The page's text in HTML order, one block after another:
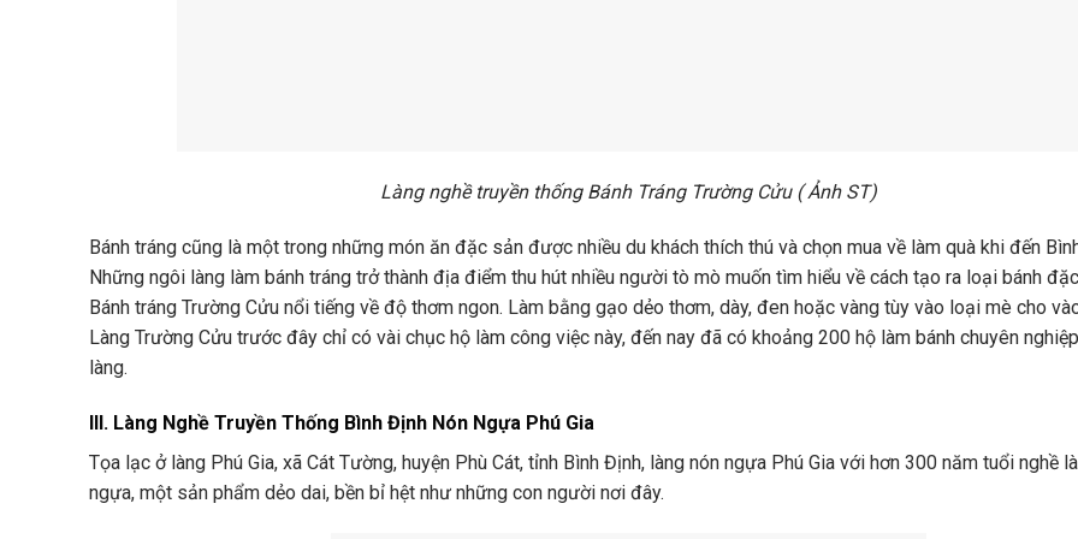
Làng nghề truyền thống Bánh Tráng Trường Cửu ( Ảnh ST)
Bánh tráng cũng là một trong những món ăn đặc sản được nhiều du khách thích thú và chọn mua về làm quà khi đến
Những ngôi làng làm bánh tráng trở thành địa điểm thu hút nhiều người tò mò muốn tìm hiểu về cách tạo ra loại bánh
Bánh tráng Trường Cửu nổi tiếng về độ thơm ngon. Làm bằng gạo dẻo thơm, dày, đen hoặc vàng tùy vào loại mè cho
Làng Trường Cửu trước đây chỉ có vài chục hộ làm công việc này, đến nay đã có khoảng 200 hộ làm bánh chuyên
làng.
III. Làng Nghề Truyền Thống Bình Định Nón Ngựa Phú Gia
Tọa lạc ở làng Phú Gia, xã Cát Tường, huyện Phù Cát, tỉnh Bình Định, làng nón ngựa Phú Gia với hơn 300 năm tuổi nghề
ngựa, một sản phẩm dẻo dai, bền bỉ hệt như những con người nơi đây.